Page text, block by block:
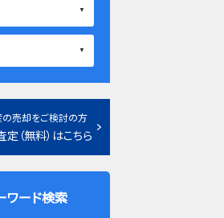
売却をご検討の方
（無料）はこちら
ワード検索